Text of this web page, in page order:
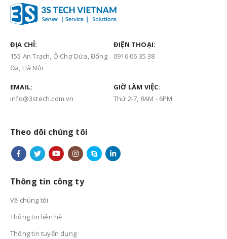
ĐỊA CHỈ:
155 An Trạch, Ô Chợ Dừa, Đống
Đa, Hà Nội
ĐIỆN THOẠI:
0916 06 35 38
EMAIL:
info@3stech.com.vn
GIỜ LÀM VIỆC:
Thứ 2-7, 8AM - 6PM
Theo dõi chúng tôi
Thông tin công ty
Về chúng tôi
Thông tin liên hệ
Thông tin tuyển dụng